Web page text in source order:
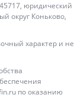
юридический
округ Коньково,
характер и не
по оказанию